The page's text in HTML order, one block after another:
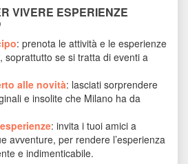
VIVERE ESPERIENZE
: prenota le attività e le esperienze
soprattutto se si tratta di eventi a
alle novità: lasciati sorprendere
e insolite che Milano ha da
: invita i tuoi amici a
avventure, per rendere l’esperienza
e indimenticabile.